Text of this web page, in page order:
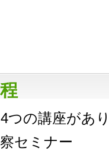
つの講座があ
セミナー